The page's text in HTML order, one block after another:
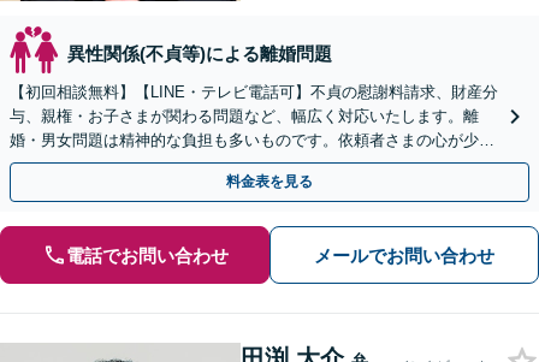
異性関係(不貞等)による離婚問題
【初回相談無料】【LINE・テレビ電話可】不貞の慰謝料請求、財産分
与、親権・お子さまが関わる問題など、幅広く対応いたします。離
婚・男女問題は精神的な負担も多いものです。依頼者さまの心が少し
でも軽くなるよう、親身に寄り添って対応いたします。
料金表を見る
電話でお問い合わせ メールでお問い合わせ